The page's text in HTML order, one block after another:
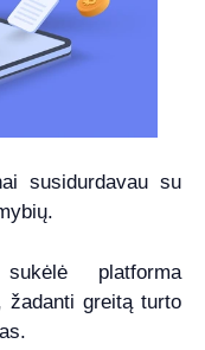
susidurdavau su
platforma
žadanti greitą turto